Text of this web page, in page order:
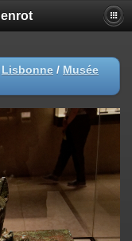
Lisbonne / Musée